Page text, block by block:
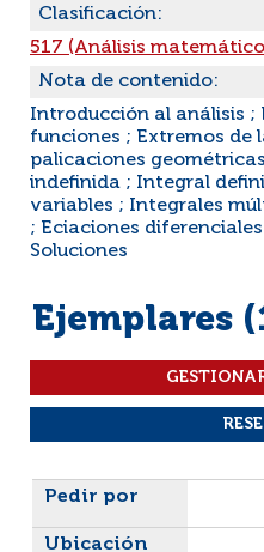
Clasificación:
517 (Análisis
Nota de contenido:
Introducción al análisis ;
funciones ; Extremos de
palicaciones
indefinida ; Integral
variables ; Integrales
; Eciaciones
Soluciones
Ejemplares
Liste des exemplaires